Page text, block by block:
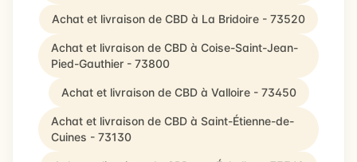
Achat et livraison de CBD à La Bridoire - 73520
Achat et livraison de CBD à Coise-Saint-Jean-
Pied-Gauthier - 73800
Achat et livraison de CBD à Valloire - 73450
Achat et livraison de CBD à Saint-Étienne-de-
Cuines - 73130